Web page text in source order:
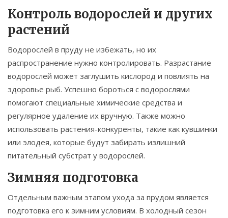
Контроль водорослей и других
растений
Водорослей в пруду не избежать, но их
распространение нужно контролировать. Разрастание
водорослей может заглушить кислород и повлиять на
здоровье рыб. Успешно бороться с водорослями
помогают специальные химические средства и
регулярное удаление их вручную. Также можно
использовать растения-конкуренты, такие как кувшинки
или элодея, которые будут забирать излишний
питательный субстрат у водорослей.
Зимняя подготовка
Отдельным важным этапом ухода за прудом является
подготовка его к зимним условиям. В холодный сезон